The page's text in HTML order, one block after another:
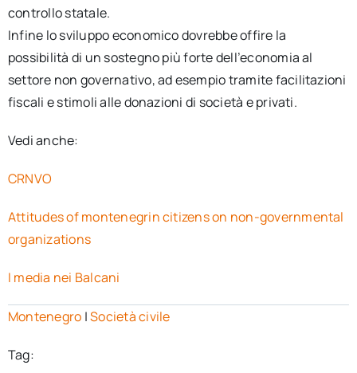
controllo statale.
Infine lo sviluppo economico dovrebbe offire la
possibilità di un sostegno più forte dell’economia al
settore non governativo, ad esempio tramite facilitazioni
fiscali e stimoli alle donazioni di società e privati.
Vedi anche:
CRNVO
Attitudes of montenegrin citizens on non-governmental
organizations
I media nei Balcani
Montenegro |Società civile
Tag: